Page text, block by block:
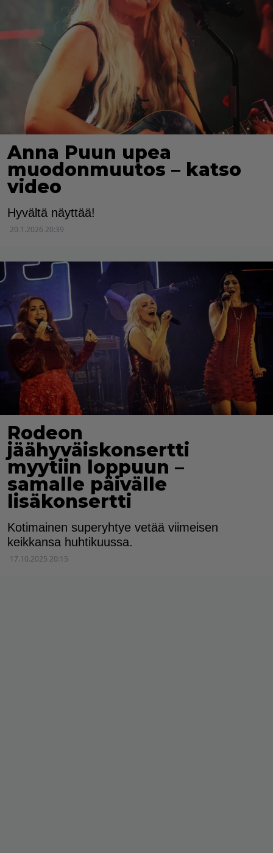
Anna Puun upea
muodonmuutos – katso
video
Hyvältä näyttää!
20.1.2026 20:39
Rodeon
jäähyväiskonsertti
myytiin loppuun –
samalle päivälle
lisäkonsertti
Kotimainen superyhtye vetää viimeisen
keikkansa huhtikuussa.
17.10.2025 20:15